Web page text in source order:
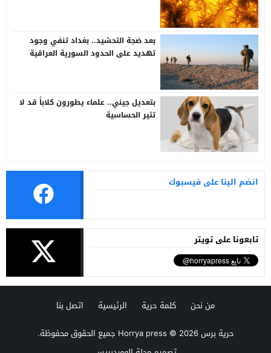
بعد ضجة التحشيد.. بغداد تنفي وجود
تهديد على الحدود السورية العراقية
بتعديل جيني.. علماء يطورون كلاباً قد لا
تثير الحساسية
انضم الينا على فيسبوك
تابعونا على تويتر
من نحن كلمة حرية الرئيسية
اتصل بنا
حرية برس Horrya press© 2026 جميع الحقوق محفوظة.